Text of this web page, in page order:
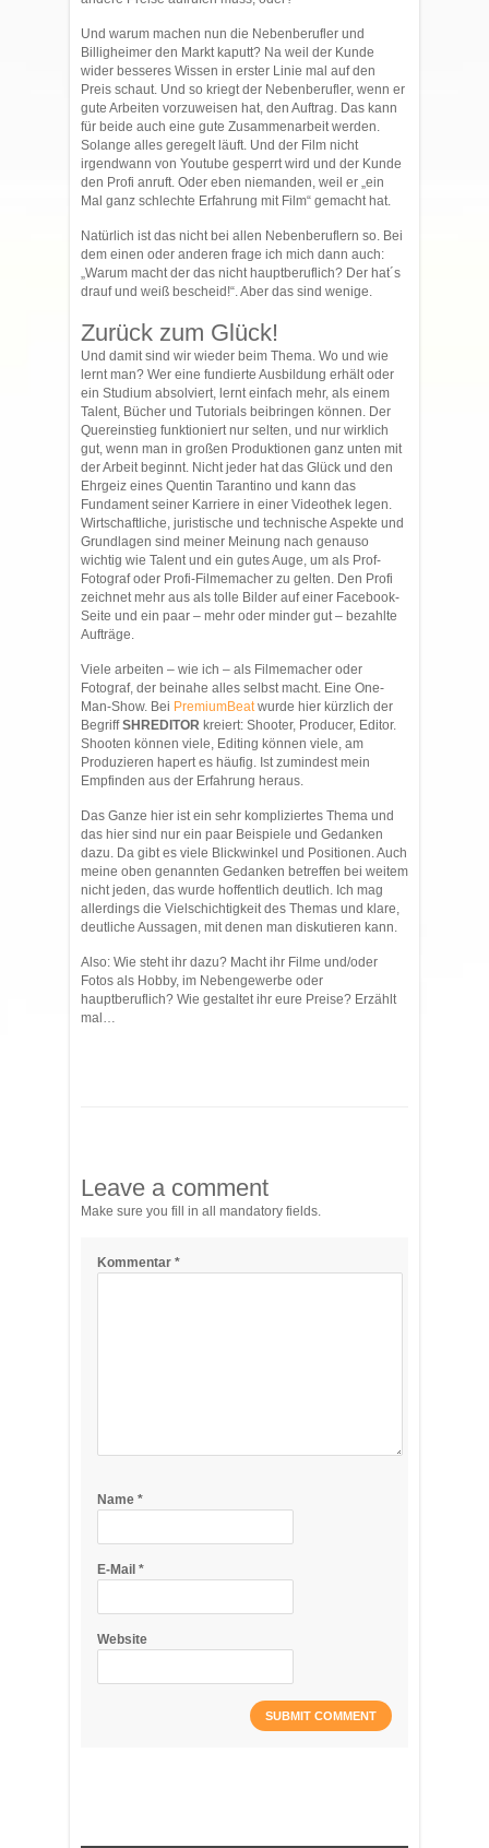
Und warum machen nun die Nebenberufler und
Billigheimer den Markt kaputt? Na weil der Kunde
wider besseres Wissen in erster Linie mal auf den
Preis schaut. Und so kriegt der Nebenberufler, wenn er
gute Arbeiten vorzuweisen hat, den Auftrag. Das kann
für beide auch eine gute Zusammenarbeit werden.
Solange alles geregelt läuft. Und der Film nicht
irgendwann von Youtube gesperrt wird und der Kunde
den Profi anruft. Oder eben niemanden, weil er „ein
Mal ganz schlechte Erfahrung mit Film“ gemacht hat.
Natürlich ist das nicht bei allen Nebenberuflern so. Bei
dem einen oder anderen frage ich mich dann auch:
„Warum macht der das nicht hauptberuflich? Der hat´s
drauf und weiß bescheid!“. Aber das sind wenige.
Zurück zum Glück!
Und damit sind wir wieder beim Thema. Wo und wie
lernt man? Wer eine fundierte Ausbildung erhält oder
ein Studium absolviert, lernt einfach mehr, als einem
Talent, Bücher und Tutorials beibringen können. Der
Quereinstieg funktioniert nur selten, und nur wirklich
gut, wenn man in großen Produktionen ganz unten mit
der Arbeit beginnt. Nicht jeder hat das Glück und den
Ehrgeiz eines Quentin Tarantino und kann das
Fundament seiner Karriere in einer Videothek legen.
Wirtschaftliche, juristische und technische Aspekte und
Grundlagen sind meiner Meinung nach genauso
wichtig wie Talent und ein gutes Auge, um als Prof-
Fotograf oder Profi-Filmemacher zu gelten. Den Profi
zeichnet mehr aus als tolle Bilder auf einer Facebook-
Seite und ein paar – mehr oder minder gut – bezahlte
Aufträge.
Viele arbeiten – wie ich – als Filmemacher oder
Fotograf, der beinahe alles selbst macht. Eine One-
Man-Show. Bei PremiumBeatwurde hier kürzlich der
BegriffSHREDITOR kreiert: Shooter, Producer, Editor.
Shooten können viele, Editing können viele, am
Produzieren hapert es häufig. Ist zumindest mein
Empfinden aus der Erfahrung heraus.
Das Ganze hier ist ein sehr kompliziertes Thema und
das hier sind nur ein paar Beispiele und Gedanken
dazu. Da gibt es viele Blickwinkel und Positionen. Auch
meine oben genannten Gedanken betreffen bei weitem
nicht jeden, das wurde hoffentlich deutlich. Ich mag
allerdings die Vielschichtigkeit des Themas und klare,
deutliche Aussagen, mit denen man diskutieren kann.
Also: Wie steht ihr dazu? Macht ihr Filme und/oder
Fotos als Hobby, im Nebengewerbe oder
hauptberuflich? Wie gestaltet ihr eure Preise? Erzählt
mal…
Leave a comment
Make sure you fill in all mandatory fields.
Kommentar *
Name *
E-Mail *
Website